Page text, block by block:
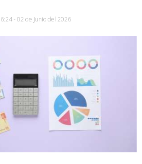
- 02 de Junio del 2026